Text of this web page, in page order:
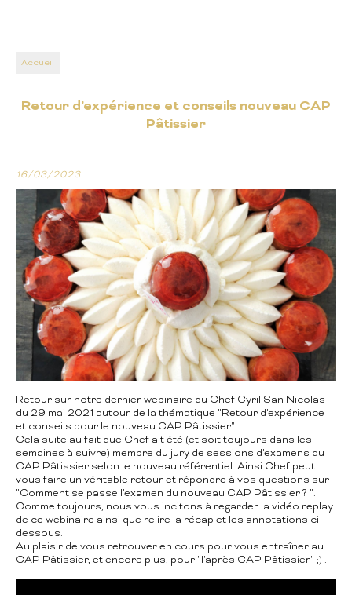
Accueil
Retour d'expérience et conseils nouveau CAP
Pâtissier
16/03/2023
Retour sur notre dernier webinaire du Chef Cyril San Nicolas
du 29 mai 2021 autour de la thématique "Retour d'expérience
et conseils pour le nouveau CAP Pâtissier".
Cela suite au fait que Chef ait été (et soit toujours dans les
semaines à suivre) membre du jury de sessions d'examens du
CAP Pâtissier selon le nouveau référentiel. Ainsi Chef peut
vous faire un véritable retour et répondre à vos questions sur
"Comment se passe l'examen du nouveau CAP Pâtissier ? ".
Comme toujours, nous vous incitons à regarder la vidéo replay
de ce webinaire ainsi que relire la récap et les annotations ci-
dessous.
Au plaisir de vous retrouver en cours pour vous entraîner au
CAP Pâtissier, et encore plus, pour "l'après CAP Pâtissier" ;) .